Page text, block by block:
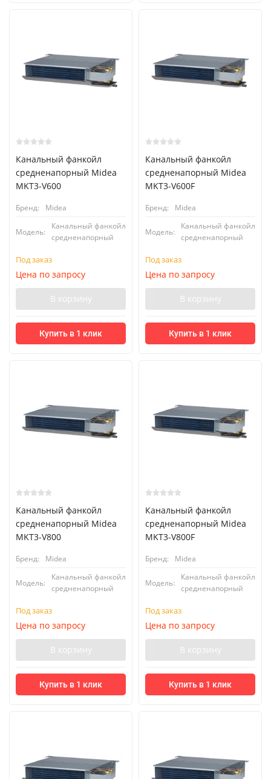
Канальный фанкойл
средненапорный Midea
MKT3-V600
Бренд: Midea
Модель:
Канальный фанкойл
средненапорный
Под заказ
Цена по запросу
В корзину
Купить в 1 клик
Канальный фанкойл
средненапорный Midea
MKT3-V600F
Бренд: Midea
Модель:
Канальный фанкойл
средненапорный
Под заказ
Цена по запросу
В корзину
Купить в 1 клик
Канальный фанкойл
средненапорный Midea
MKT3-V800
Бренд: Midea
Модель:
Канальный фанкойл
средненапорный
Под заказ
Цена по запросу
В корзину
Купить в 1 клик
Канальный фанкойл
средненапорный Midea
MKT3-V800F
Бренд: Midea
Модель:
Канальный фанкойл
средненапорный
Под заказ
Цена по запросу
В корзину
Купить в 1 клик